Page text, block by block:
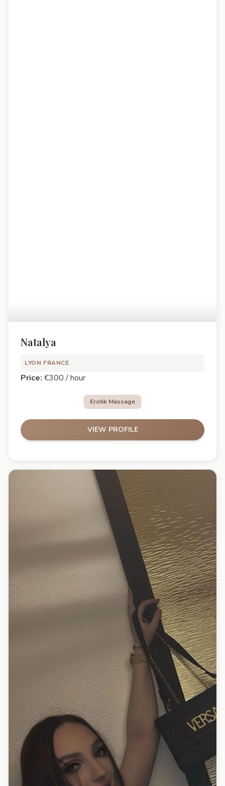
Natalya
LYON FRANCE
Price: €300 / hour
Erotik Massage
VIEW PROFILE